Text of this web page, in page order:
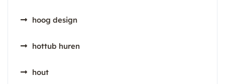
hoog design
hottub huren
hout